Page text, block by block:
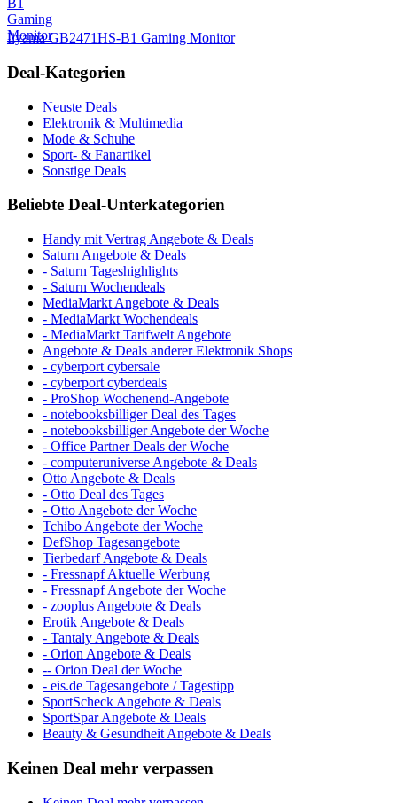
Iiyama GB2471HS-B1 Gaming Monitor
Deal-Kategorien
Neuste Deals
Elektronik & Multimedia
Mode & Schuhe
Sport- & Fanartikel
Sonstige Deals
Beliebte Deal-Unterkategorien
Handy mit Vertrag Angebote & Deals
Saturn Angebote & Deals
- Saturn Tageshighlights
- Saturn Wochendeals
MediaMarkt Angebote & Deals
- MediaMarkt Wochendeals
- MediaMarkt Tarifwelt Angebote
Angebote & Deals anderer Elektronik Shops
- cyberport cybersale
- cyberport cyberdeals
- ProShop Wochenend-Angebote
- notebooksbilliger Deal des Tages
- notebooksbilliger Angebote der Woche
- Office Partner Deals der Woche
- computeruniverse Angebote & Deals
Otto Angebote & Deals
- Otto Deal des Tages
- Otto Angebote der Woche
Tchibo Angebote der Woche
DefShop Tagesangebote
Tierbedarf Angebote & Deals
- Fressnapf Aktuelle Werbung
- Fressnapf Angebote der Woche
- zooplus Angebote & Deals
Erotik Angebote & Deals
- Tantaly Angebote & Deals
- Orion Angebote & Deals
-- Orion Deal der Woche
- eis.de Tagesangebote / Tagestipp
SportScheck Angebote & Deals
SportSpar Angebote & Deals
Beauty & Gesundheit Angebote & Deals
Keinen Deal mehr verpassen